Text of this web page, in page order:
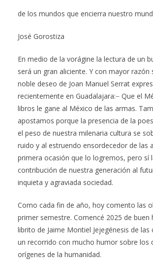
de los mundos que encierra nuestro
José Gorostiza
En medio de la vorágine la lectura de un
será un gran aliciente. Y con mayor razón
noble deseo de Joan Manuel Serrat
recientemente en Guadalajara: ̶ Que el
libros le gane al México de las armas.
apostamos porque la presencia de la
el peso de nuestra milenaria cultura se
ruido y al estruendo ensordecedor de las
primera ocasión que lo logremos, pero sí
contribución de nuestra generación al
inquieta y agraviada sociedad.
Como cada fin de año, hoy comento las
primer semestre. Comencé 2025 de buen
librito de Jaime Montiel Jejegénesis de las
un recorrido con mucho humor sobre los
orígenes de la humanidad.